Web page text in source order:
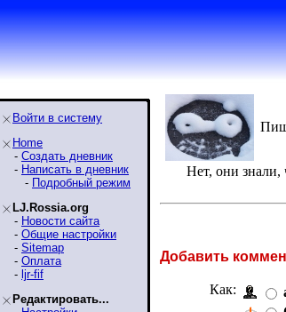
Войти в систему
Home
- Создать дневник
- Написать в дневник
- Подробный режим
LJ.Rossia.org
- Новости сайта
- Общие настройки
- Sitemap
- Оплата
- ljr-fif
Редактировать...
Нет, они знали,
Добавить
Как: